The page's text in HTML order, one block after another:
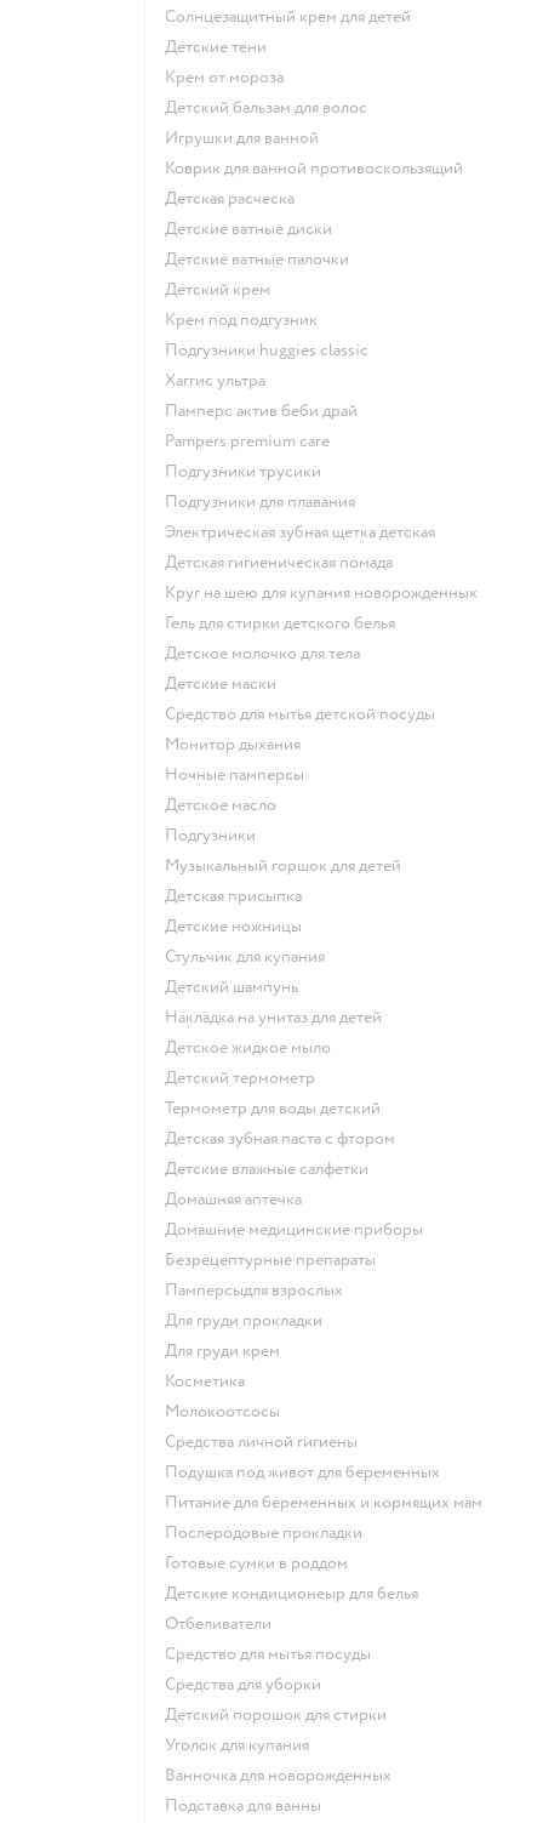
солнцезащитный крем для детей
детские тени
крем от мороза
детский бальзам для волос
игрушки для ванной
коврик для ванной противоскользящий
детская расческа
детские ватные диски
детские ватные палочки
детский крем
крем под подгузник
подгузники huggies classic
хаггис ультра
памперс актив беби драй
pampers premium care
подгузники трусики
подгузники для плавания
электрическая зубная щетка детская
детская гигиеническая помада
круг на шею для купания новорожденных
гель для стирки детского белья
детское молочко для тела
детские маски
средство для мытья детской посуды
монитор дыхания
ночные памперсы
детское масло
подгузники
музыкальный горшок для детей
детская присыпка
детские ножницы
стульчик для купания
детский шампунь
накладка на унитаз для детей
детское жидкое мыло
детский термометр
термометр для воды детский
детская зубная паста с фтором
детские влажные салфетки
домашняя аптечка
домашние медицинские приборы
безрецептурные препараты
памперсыдля взрослых
для груди прокладки
для груди крем
косметика
Молокоотсосы
средства личной гигиены
подушка под живот для беременных
питание для беременных и кормящих мам
послеродовые прокладки
готовые сумки в роддом
детские кондиционеыр для белья
отбеливатели
средство для мытья посуды
средства для уборки
детский порошок для стирки
уголок для купания
ванночка для новорожденных
подставка для ванны